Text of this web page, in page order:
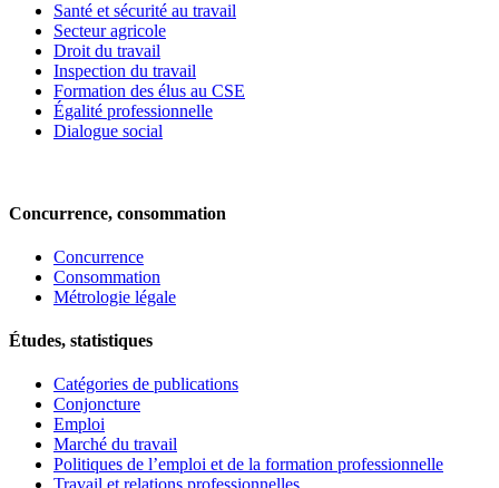
Santé et sécurité au travail
Secteur agricole
Droit du travail
Inspection du travail
Formation des élus au CSE
Égalité professionnelle
Dialogue social
Concurrence, consommation
Concurrence
Consommation
Métrologie légale
Études, statistiques
Catégories de publications
Conjoncture
Emploi
Marché du travail
Politiques de l’emploi et de la formation professionnelle